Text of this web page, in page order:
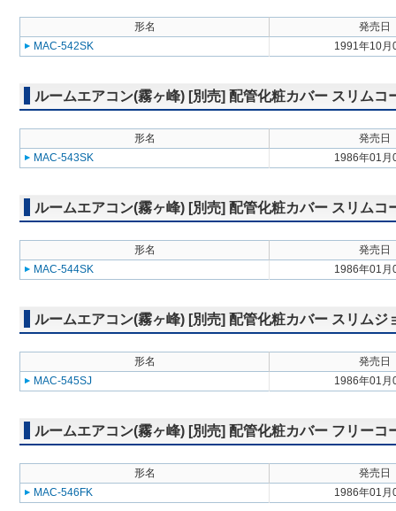
形名
発売日
MAC-542SK
1991年10月
ルームエアコン(霧ヶ峰) [別売] 配管化粧カバー スリムコ
形名
発売日
MAC-543SK
1986年01月
ルームエアコン(霧ヶ峰) [別売] 配管化粧カバー スリムコ
形名
発売日
MAC-544SK
1986年01月
ルームエアコン(霧ヶ峰) [別売] 配管化粧カバー スリムジ
形名
発売日
MAC-545SJ
1986年01月
ルームエアコン(霧ヶ峰) [別売] 配管化粧カバー フリーコ
形名
発売日
MAC-546FK
1986年01月